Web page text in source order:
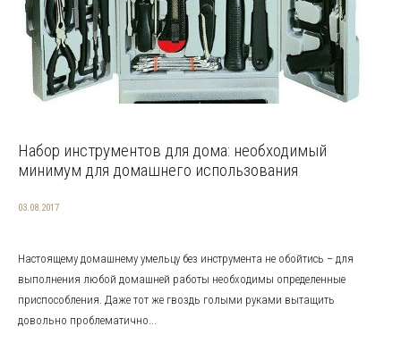
Набор инструментов для дома: необходимый
минимум для домашнего использования
03.08.2017
Настоящему домашнему умельцу без инструмента не обойтись – для
выполнения любой домашней работы необходимы определенные
приспособления. Даже тот же гвоздь голыми руками вытащить
довольно проблематично...